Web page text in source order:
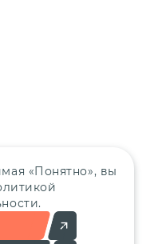
«Понятно», вы